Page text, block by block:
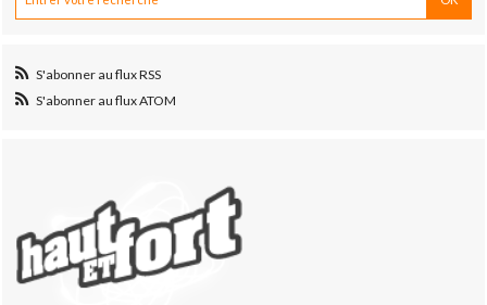
S'abonner au flux RSS
S'abonner au flux ATOM